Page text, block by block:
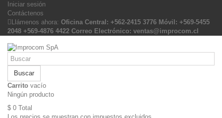
Iniciar sesión
Contáctenos
Llámenos ahora: Oficina Central: +562-2415 3776 Móvil: +569-5455
2048 +569-4876 4422 Correo Electrónico: ventas@improcom.cl
Buscar
Carrito vacío
Ningún producto
$ 0 Total